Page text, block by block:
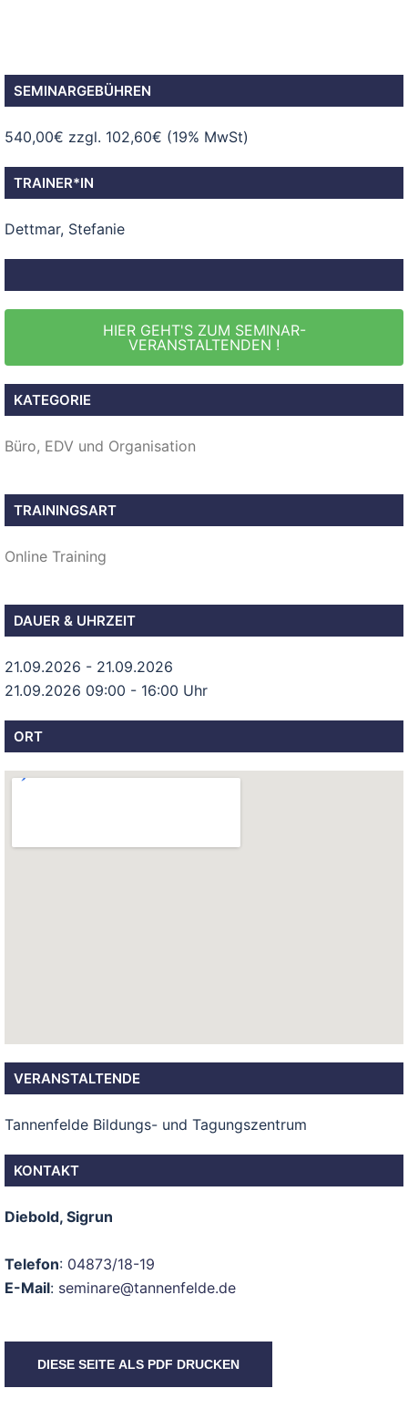
SEMINARGEBÜHREN
540,00€ zzgl. 102,60€ (19% MwSt)
TRAINER*IN
Dettmar, Stefanie
HIER GEHT'S ZUM SEMINAR-
VERANSTALTENDEN !
KATEGORIE
Büro, EDV und Organisation
TRAININGSART
Online Training
DAUER & UHRZEIT
21.09.2026 - 21.09.2026
21.09.2026 09:00 - 16:00 Uhr
ORT
VERANSTALTENDE
Tannenfelde Bildungs- und Tagungszentrum
KONTAKT
Diebold, Sigrun
Telefon: 04873/18-19
E-Mail: seminare@tannenfelde.de
DIESE SEITE ALS PDF DRUCKEN